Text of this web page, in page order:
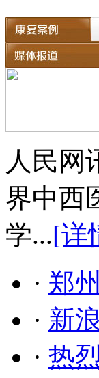
人民网
界中西
学...[详
· 郑
· 新
· 热